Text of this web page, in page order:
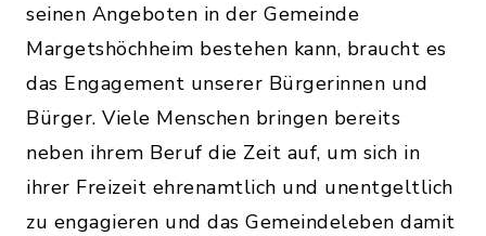
seinen Angeboten in der Gemeinde
Margetshöchheim bestehen kann, braucht es
das Engagement unserer Bürgerinnen und
Bürger. Viele Menschen bringen bereits
neben ihrem Beruf die Zeit auf, um sich in
ihrer Freizeit ehrenamtlich und unentgeltlich
zu engagieren und das Gemeindeleben damit